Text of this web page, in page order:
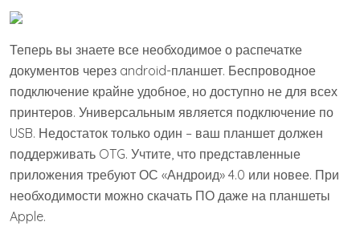
Теперь вы знаете все необходимое о распечатке
документов через android-планшет. Беспроводное
подключение крайне удобное, но доступно не для всех
принтеров. Универсальным является подключение по
USB. Недостаток только один – ваш планшет должен
поддерживать OTG. Учтите, что представленные
приложения требуют ОС «Андроид» 4.0 или новее. При
необходимости можно скачать ПО даже на планшеты
Apple.